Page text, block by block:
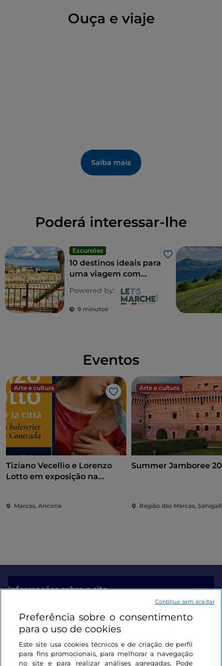
históricas, arquitetura civil e aldeias do interior da
região das Marcas, seguindo os passos de um dos
Ouça e viaje
Saiba mais
Poderá interessar-lhe
Excursões
Gosto
10 destinos ideais para
uma viagem com
Powered by:
9 minutos
Eventos
Arte e cultura
Gosto
Tiziano Vecellio e Lorenzo
Lotto em exposição na
Marcas, Ancona
Arte e cultura
Summer Jamboree
Região das Marcas,
Informações sobre o site
Ligações úteis
Iniciar sessão
Preferência sobre o consentimento
para o uso de cookies
Este site usa cookies técnicos e de criação de perfil
para fins promocionais, para melhorar a navegação
no site e para realizar análises agregadas. Pode
Continue sem aceitar